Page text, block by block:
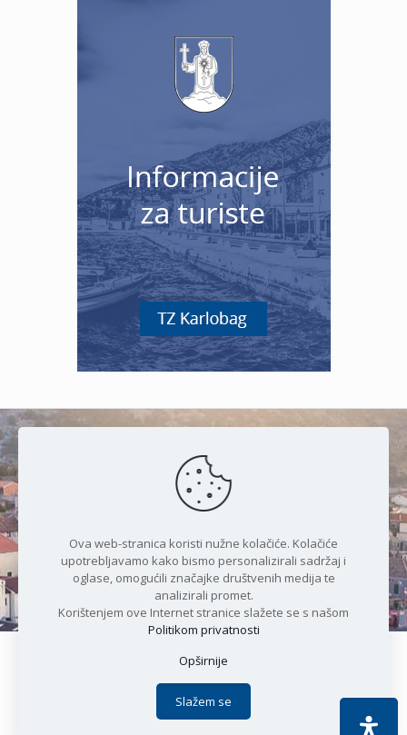
Čudesan spoj kristalnog mora i
prirode
Copyright © 2021 Općina Karlobag | Sva prava pridržana |
Politika privatnosti
Apoc IT
Ova web-stranica koristi nužne kolačiće. Kolačiće
upotrebljavamo kako bismo personalizirali sadržaj i
oglase, omogućili značajke društvenih medija te
analizirali promet.
Korištenjem ove Internet stranice slažete se s našom
Politikom privatnosti
Opširnije
Slažem se